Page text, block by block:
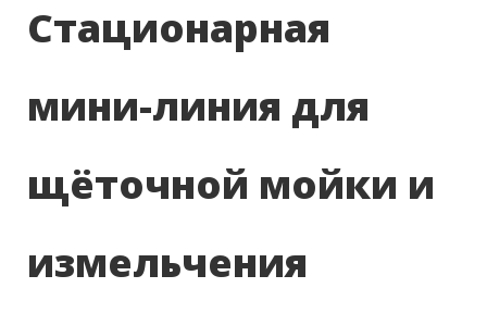
Стационарная
мини-линия для
щёточной мойки и
измельчения